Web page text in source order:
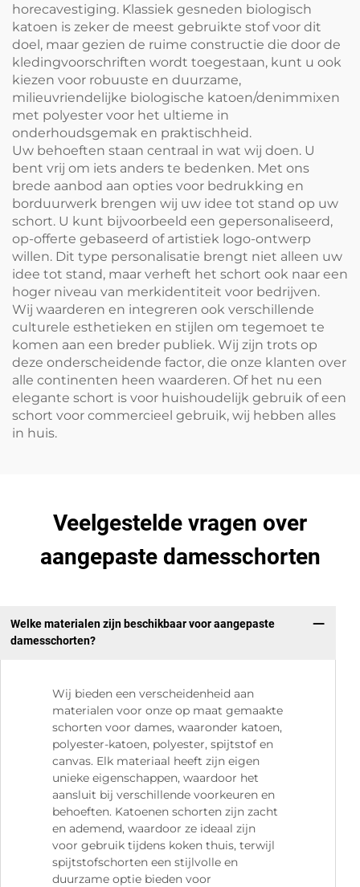
horecavestiging. Klassiek gesneden biologisch
katoen is zeker de meest gebruikte stof voor dit
doel, maar gezien de ruime constructie die door de
kledingvoorschriften wordt toegestaan, kunt u ook
kiezen voor robuuste en duurzame,
milieuvriendelijke biologische katoen/denimmixen
met polyester voor het ultieme in
onderhoudsgemak en praktischheid.
Uw behoeften staan centraal in wat wij doen. U
bent vrij om iets anders te bedenken. Met ons
brede aanbod aan opties voor bedrukking en
borduurwerk brengen wij uw idee tot stand op uw
schort. U kunt bijvoorbeeld een gepersonaliseerd,
op-offerte gebaseerd of artistiek logo-ontwerp
willen. Dit type personalisatie brengt niet alleen uw
idee tot stand, maar verheft het schort ook naar een
hoger niveau van merkidentiteit voor bedrijven.
Wij waarderen en integreren ook verschillende
culturele esthetieken en stijlen om tegemoet te
komen aan een breder publiek. Wij zijn trots op
deze onderscheidende factor, die onze klanten over
alle continenten heen waarderen. Of het nu een
elegante schort is voor huishoudelijk gebruik of een
schort voor commercieel gebruik, wij hebben alles
in huis.
Veelgestelde vragen over
aangepaste damesschorten
Welke materialen zijn beschikbaar voor aangepaste
damesschorten?
Wij bieden een verscheidenheid aan
materialen voor onze op maat gemaakte
schorten voor dames, waaronder katoen,
polyester-katoen, polyester, spijtstof en
canvas. Elk materiaal heeft zijn eigen
unieke eigenschappen, waardoor het
aansluit bij verschillende voorkeuren en
behoeften. Katoenen schorten zijn zacht
en ademend, waardoor ze ideaal zijn
voor gebruik tijdens koken thuis, terwijl
spijtstofschorten een stijlvolle en
duurzame optie bieden voor